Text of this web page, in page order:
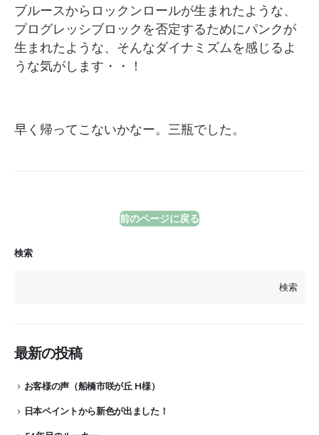
ブルースからロックンロールが生まれたような、
プログレッシブロックを否定するためにパンクが
生まれたような、そんなダイナミズムを感じるよ
うな気がします・・！
早く帰ってこないかなー。三瓶でした。
前のページに戻る
検索
検索
最新の投稿
お客様の声（船橋市咲が丘 H様）
日本ペイントから新色が出ました！